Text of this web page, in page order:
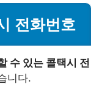
전화번호
수 있는 콜택시 전
니다.